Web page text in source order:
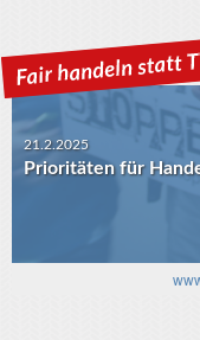
Prioritäten für
USA-EU: Die